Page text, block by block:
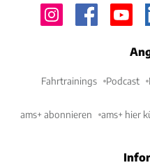
Fahrtrainings Podcast
ams+ abonnieren ams+ hier